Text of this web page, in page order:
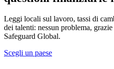
Leggi locali sul lavoro, tassi di
dei talenti: nessun problema,
Safeguard Global.
Scegli un paese